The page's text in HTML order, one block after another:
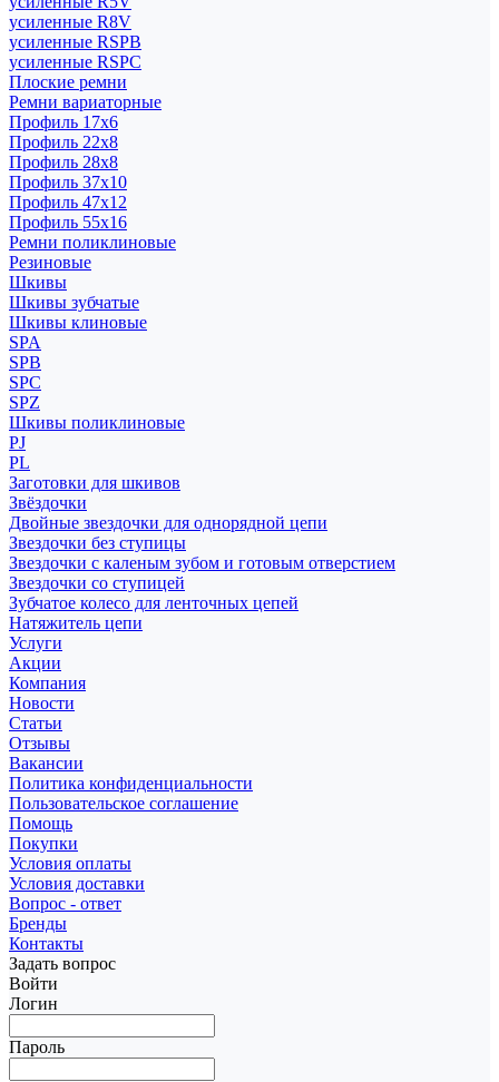
усиленные R8V
усиленные RSPB
усиленные RSPC
Плоские ремни
Ремни вариаторные
Профиль 17x6
Профиль 22x8
Профиль 28x8
Профиль 37x10
Профиль 47x12
Профиль 55x16
Ремни поликлиновые
Резиновые
Шкивы
Шкивы зубчатые
Шкивы клиновые
SPA
SPB
SPC
SPZ
Шкивы поликлиновые
PJ
PL
Заготовки для шкивов
Звёздочки
Двойные звездочки для однорядной цепи
Звездочки без ступицы
Звездочки с каленым зубом и готовым отверстием
Звездочки со ступицей
Зубчатое колесо для ленточных цепей
Натяжитель цепи
Услуги
Акции
Компания
Новости
Статьи
Отзывы
Вакансии
Политика конфиденциальности
Пользовательское соглашение
Помощь
Покупки
Условия оплаты
Условия доставки
Вопрос - ответ
Бренды
Контакты
Задать вопрос
Войти
Логин
Пароль